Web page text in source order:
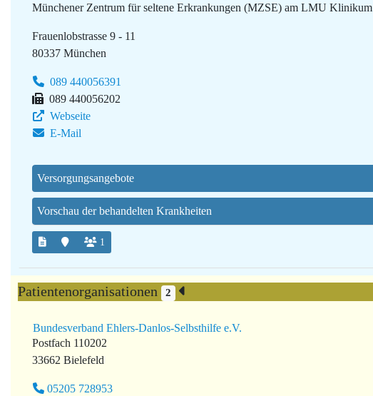
Münchener Zentrum für seltene Erkrankungen (MZSE) am LMU Klinikum
Frauenlobstrasse 9 - 11
80337 München
089 440056391
089 440056202
Webseite
E-Mail
Versorgungsangebote
Vorschau der behandelten Krankheiten
1
Patientenorganisationen 2
Bundesverband Ehlers-Danlos-Selbsthilfe e.V.
Postfach 110202
33662 Bielefeld
05205 728953